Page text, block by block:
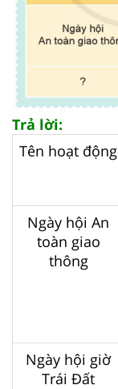
Trả lời:
Tên hoạt động
Ngày hội An
toàn giao
thông
Ngày hội giờ
Trái Đất